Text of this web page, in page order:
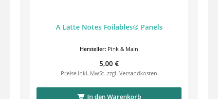
A Latte Notes Foilables® Panels
Hersteller: Pink & Main
Regulärer Preis:
5,00 €
Preise inkl. MwSt. zzgl. Versandkosten
In den Warenkorb